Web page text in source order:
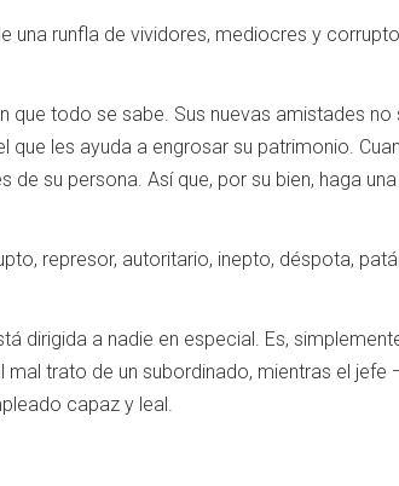
una runfla de vividores, mediocres y
que todo se sabe. Sus nuevas amistades
que les ayuda a engrosar su patrimonio.
de su persona. Así que, por su bien, haga
represor, autoritario, inepto, déspota,
dirigida a nadie en especial. Es,
trato de un subordinado, mientras el
capaz y leal.